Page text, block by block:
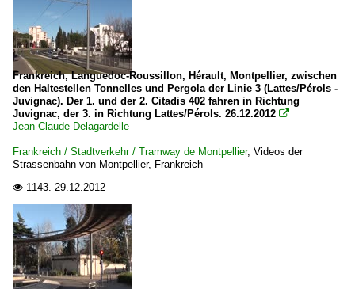
Frankreich, Languedoc-Roussillon, Hérault, Montpellier, zwischen
den Haltestellen Tonnelles und Pergola der Linie 3 (Lattes/Pérols -
Juvignac). Der 1. und der 2. Citadis 402 fahren in Richtung
Juvignac, der 3. in Richtung Lattes/Pérols. 26.12.2012 
Jean-Claude Delagardelle
Frankreich / Stadtverkehr / Tramway de Montpellier, Videos der
Strassenbahn von Montpellier, Frankreich
 1143. 29.12.2012